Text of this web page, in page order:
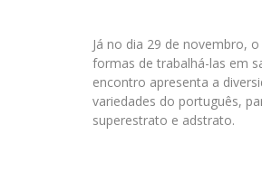
Já no dia 29 de novembro,
formas de trabalhá-las em
encontro apresenta a
variedades do português,
superestrato e adstrato.